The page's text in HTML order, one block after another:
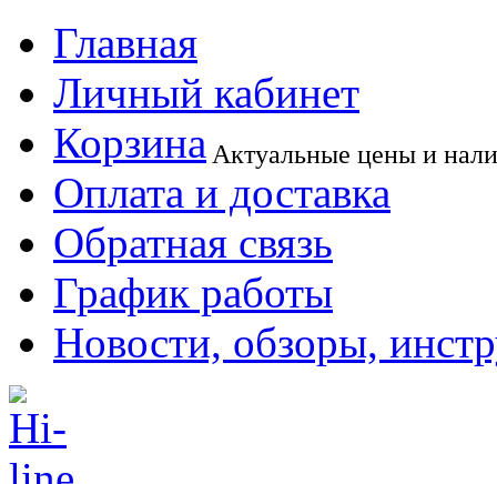
Главная
Личный кабинет
Корзина
Оплата и доставка
Обратная связь
График работы
Новости, обзоры,
Актуальные цены и